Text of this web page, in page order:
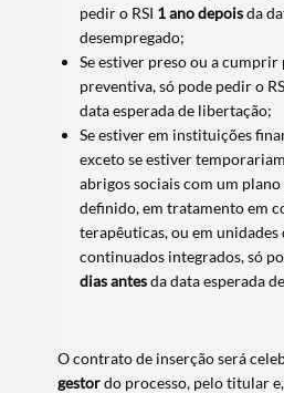
pedir o RSI 1 ano depoisda
desempregado;
Se estiver preso ou a cumprir
preventiva, só pode pedir o
data esperada de libertação;
Se estiver em instituições
exceto se estiver
abrigos sociais com um
definido, em tratamento em
terapêuticas, ou em unidades
continuados integrados, só
dias antesda data esperada
O contrato de inserção será
gestordo processo, pelo titular